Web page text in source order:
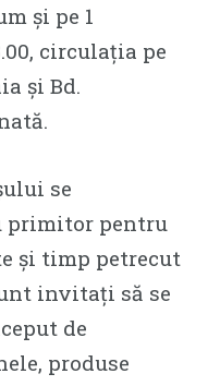
și pe 1
circulația pe
și Bd.
se
primitor pentru
și timp petrecut
invitați să se
de
produse